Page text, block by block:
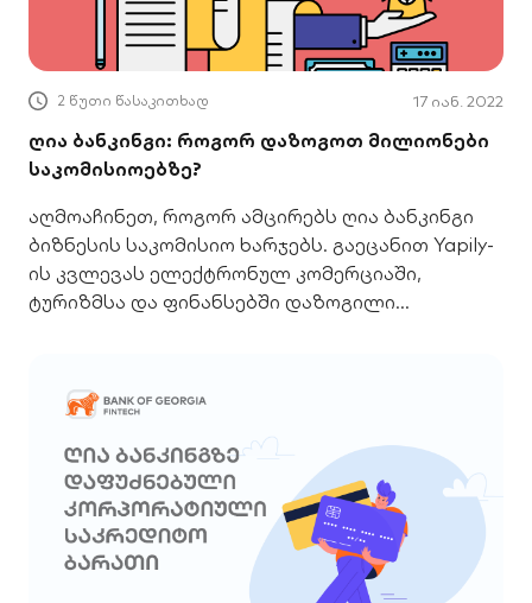
2 წუთი წასაკითხად 17 იან. 2022
ღია ბანკინგი: როგორ დაზოგოთ მილიონები
საკომისიოებზე?
აღმოაჩინეთ, როგორ ამცირებს ღია ბანკინგი
ბიზნესის საკომისიო ხარჯებს. გაეცანით Yapily-
ის კვლევას ელექტრონულ კომერციაში,
ტურიზმსა და ფინანსებში დაზოგილი